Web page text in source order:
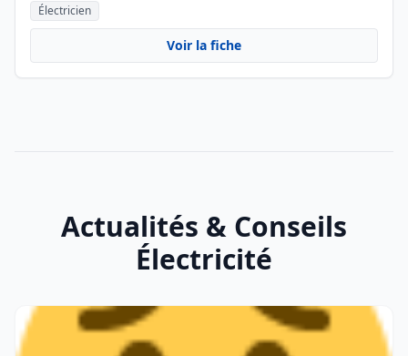
Électricien
Voir la fiche
Actualités & Conseils
Électricité